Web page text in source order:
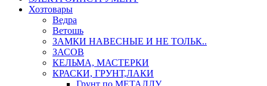
Хозтовары
Ведра
Ветошь
ЗАМКИ НАВЕСНЫЕ И НЕ ТОЛЬК..
ЗАСОВ
КЕЛЬМА, МАСТЕРКИ
КРАСКИ, ГРУНТ,ЛАКИ
Грунт по МЕТАЛЛУ